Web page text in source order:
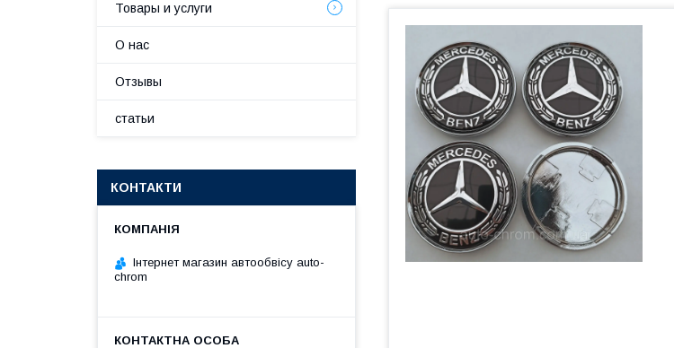
Товары и услуги
О нас
Отзывы
статьи
КОНТАКТИ
Інтернет магазин автообвісу auto-
chrom